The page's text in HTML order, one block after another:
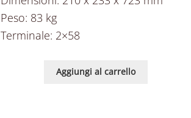
Peso: 83 kg
Terminale: 2×58
Aggiungi al carrello